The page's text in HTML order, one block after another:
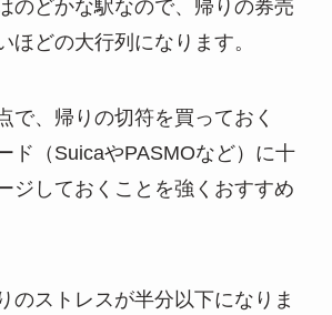
のどかな駅なので、帰りの券売
ほどの大行列になります。
で、帰りの切符を買っておく
ド（SuicaやPASMOなど）に十
ジしておくことを強くおすすめ
のストレスが半分以下になりま